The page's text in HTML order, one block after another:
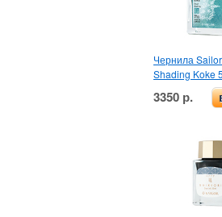
Чернила
Shading Koke
3350 р.